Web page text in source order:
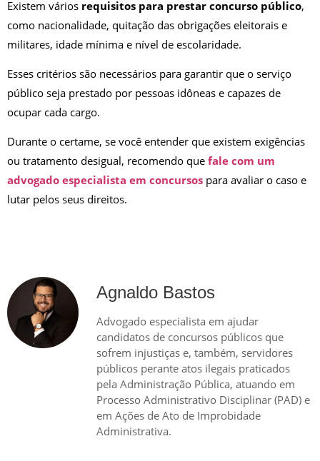
Existem vários requisitos para prestar concurso público,
como nacionalidade, quitação das obrigações eleitorais e
militares, idade mínima e nível de escolaridade.
Esses critérios são necessários para garantir que o serviço
público seja prestado por pessoas idôneas e capazes de
ocupar cada cargo.
Durante o certame, se você entender que existem exigências
ou tratamento desigual, recomendo que fale com um
advogado especialista em concursos para avaliar o caso e
lutar pelos seus direitos.
Agnaldo Bastos
Advogado especialista em ajudar
candidatos de concursos públicos que
sofrem injustiças e, também, servidores
públicos perante atos ilegais praticados
pela Administração Pública, atuando em
Processo Administrativo Disciplinar (PAD) e
em Ações de Ato de Improbidade
Administrativa.